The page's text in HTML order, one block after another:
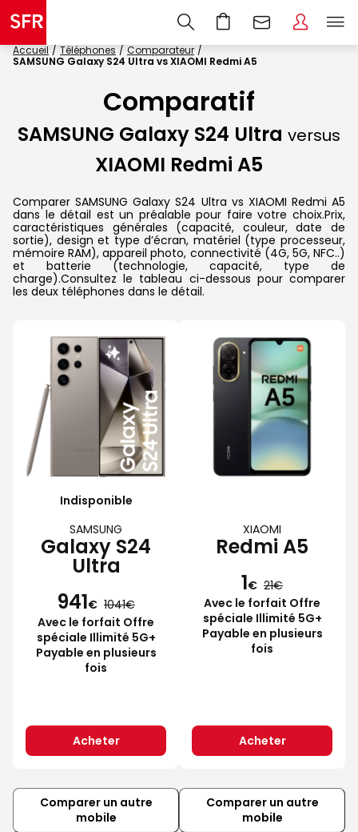
Accueil Téléphones
Comparateur
SAMSUNG Galaxy S24 Ultra vs XIAOMI Redmi A5
Comparatif
SAMSUNG Galaxy S24 Ultra versus
XIAOMI Redmi A5
Comparer SAMSUNG Galaxy S24 Ultra vs XIAOMI Redmi A5
dans le détail est un préalable pour faire votre choix.Prix,
caractéristiques générales (capacité, couleur, date de
sortie), design et type d’écran, matériel (type processeur,
mémoire RAM), appareil photo, connectivité (4G, 5G, NFC..)
et batterie (technologie, capacité, type de
charge).Consultez le tableau ci-dessous pour comparer
les deux téléphones dans le détail.
Indisponible
SAMSUNG
Galaxy S24
Ultra
941€ 1041
Avec le forfait Offre
spéciale Illimité 5G+
Payable en plusieurs
fois
Acheter
XIAOMI
Redmi A5
1€ 21
Avec le forfait Offre
spéciale Illimité 5G+
Payable en plusieurs
fois
Acheter
Comparer un autre
mobile
Comparer un autre
mobile